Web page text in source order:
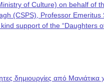
of Culture) on behalf of
(CSPS), Professor
support of the “Daughters
δημιουργίες από